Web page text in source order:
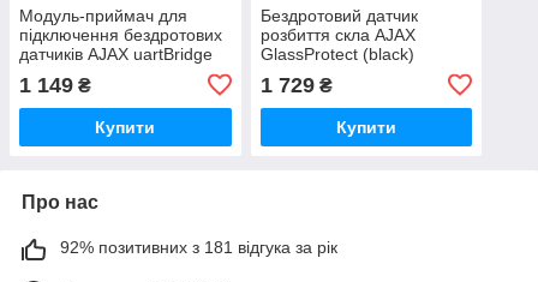
Модуль-приймач для
підключення бездротових
датчиків AJAX uartBridge
1 149 ₴
Купити
Бездротовий датчик
розбиття скла AJAX
GlassProtect (black)
1 729₴
Купити
Про нас
92% позитивних з 181 відгука за рік